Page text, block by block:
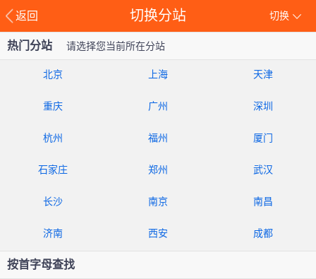
返回 切换
切换分站
热门分站 请选择您当前所在分站
北京 上海 天津
重庆 广州 深圳
杭州 福州 厦门
石家庄 郑州 武汉
长沙 南京 南昌
济南 西安 成都
按首字母查找